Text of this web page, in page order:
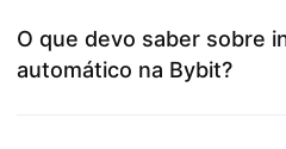
O que devo saber sobre
automático na Bybit?